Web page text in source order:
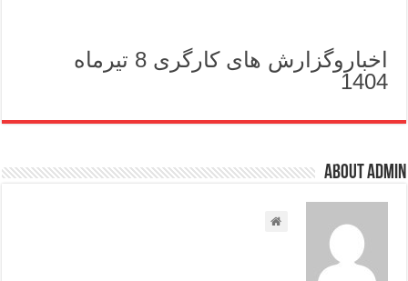
اخباروگزارش های کارگری 8 تیرماه
1404
About admin